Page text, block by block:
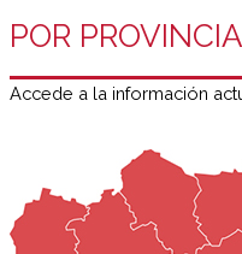
POR
Accede a la información